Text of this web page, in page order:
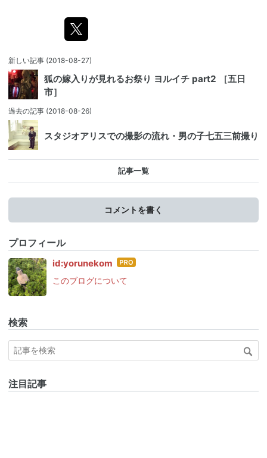
新しい記事 (2018-08-27)
狐の嫁入りが見れるお祭り ヨルイチ part2 ［五日
市］
過去の記事 (2018-08-26)
スタジオアリスでの撮影の流れ・男の子七五三前撮り
記事一覧
コメントを書く
プロフィール
id:yorunekom はて
ログ
このブログについて
検索
注目記事